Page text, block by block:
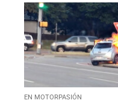
EN MOTORPASIÓN